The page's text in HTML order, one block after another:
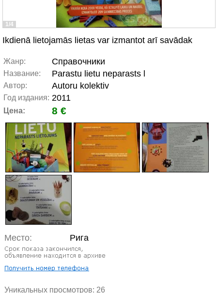
1/4
Ikdienā lietojamās lietas var izmantot arī savādak
Жанр: Справочники
Название: Parastu lietu neparasts l
Автор: Autoru kolektiv
Год издания: 2011
Цена: 8 €
Место: Рига
Уникальных просмотров: 26